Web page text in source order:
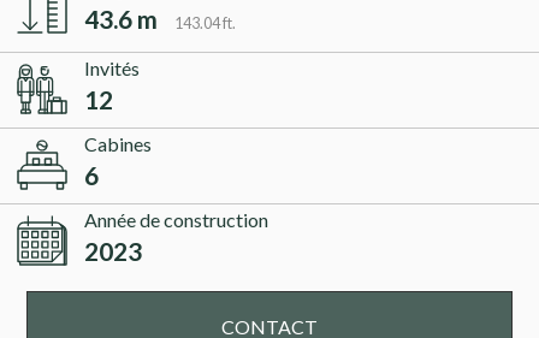
43.6 m 143.04 ft.
Invités
12
Cabines
6
Année de construction
2023
CONTACT